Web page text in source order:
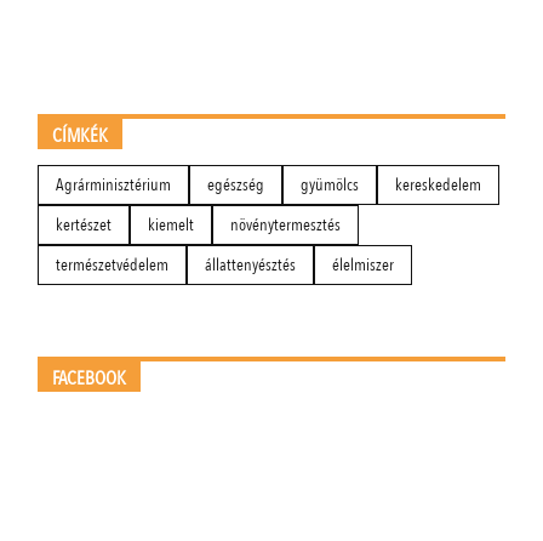
CÍMKÉK
Agrárminisztérium egészség gyümölcs
kereskedelem
kertészet
kiemelt
növénytermesztés
természetvédelem
állattenyésztés élelmiszer
FACEBOOK